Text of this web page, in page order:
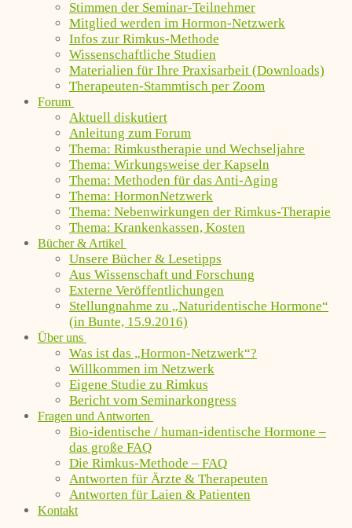
Stimmen der Seminar-Teilnehmer
Mitglied werden im Hormon-Netzwerk
Infos zur Rimkus-Methode
Wissenschaftliche Studien
Materialien für Ihre Praxisarbeit (Downloads)
Therapeuten-Stammtisch per Zoom
Forum
Aktuell diskutiert
Anleitung zum Forum
Thema: Rimkustherapie und Wechseljahre
Thema: Wirkungsweise der Kapseln
Thema: Methoden für das Anti-Aging
Thema: HormonNetzwerk
Thema: Nebenwirkungen der Rimkus-Therapie
Thema: Krankenkassen, Kosten
Bücher & Artikel
Unsere Bücher & Lesetipps
Aus Wissenschaft und Forschung
Externe Veröffentlichungen
Stellungnahme zu „Naturidentische Hormone“
(in Bunte, 15.9.2016)
Über uns
Was ist das „Hormon-Netzwerk“?
Willkommen im Netzwerk
Eigene Studie zu Rimkus
Bericht vom Seminarkongress
Fragen und Antworten
Bio-identische / human-identische Hormone –
das große FAQ
Die Rimkus-Methode – FAQ
Antworten für Ärzte & Therapeuten
Antworten für Laien & Patienten
Kontakt